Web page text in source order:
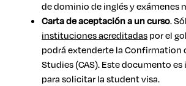
de dominio de inglés y exámenes
Carta de aceptación a un curso.
instituciones acreditadaspor el
podrá extenderte la Confirmation
Studies (CAS). Este documento
para solicitar la student visa.